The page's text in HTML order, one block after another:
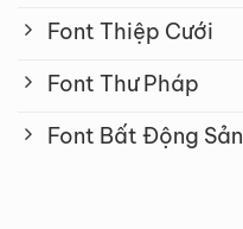
Font Thiệp Cưới
Font Thư Pháp
Font Bất Động Sản